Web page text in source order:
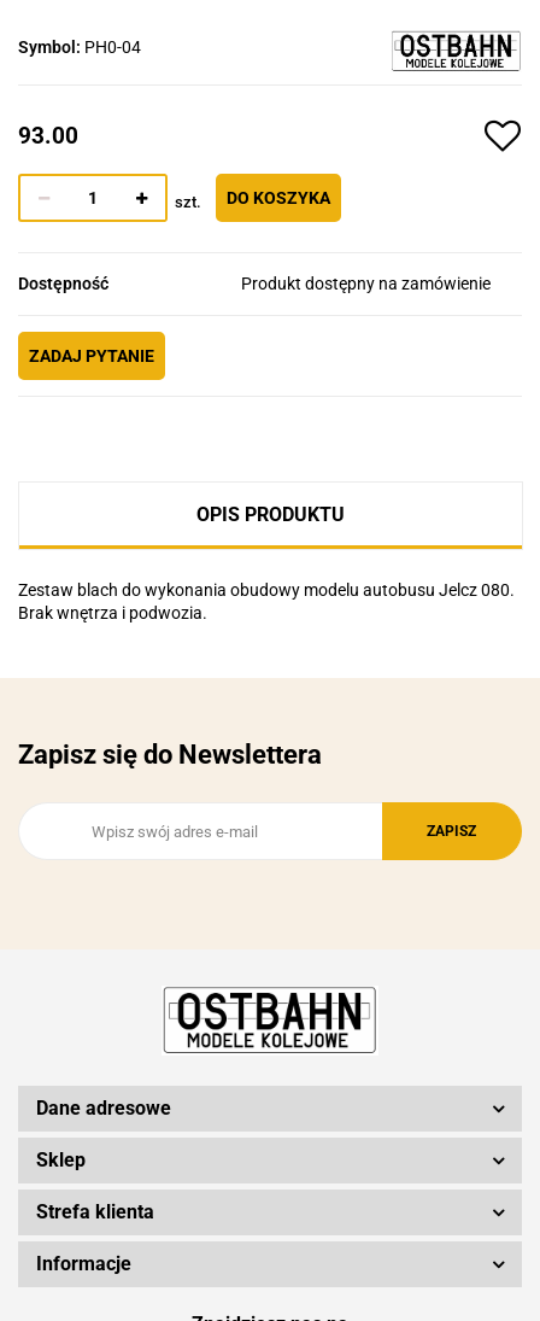
Symbol: PH0-04
93.00
szt. DO KOSZYKA
Dostępność Produkt dostępny na zamówienie
ZADAJ PYTANIE
OPIS PRODUKTU
Zestaw blach do wykonania obudowy modelu autobusu Jelcz 080.
Brak wnętrza i podwozia.
Zapisz się do Newslettera
Dane adresowe
Sklep
Strefa klienta
Informacje